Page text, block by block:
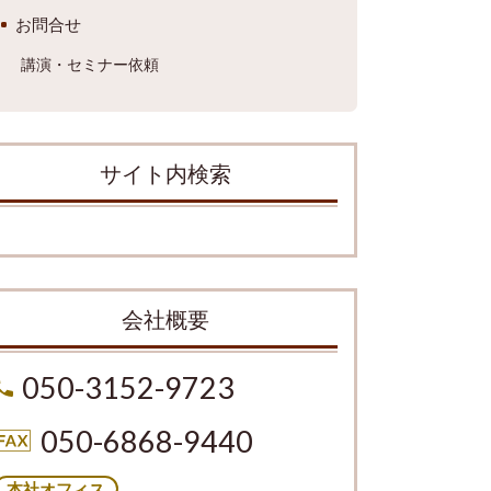
お問合せ
講演・セミナー依頼
サイト内検索
会社概要
050-3152-9723
050-6868-9440